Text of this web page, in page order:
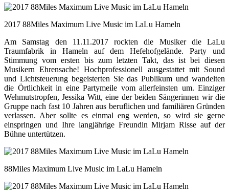
2017 88Miles Maximum Live Music im LaLu Hameln
Am Samstag den 11.11.2017 rockten die Musiker die LaLu
Traumfabrik in Hameln auf dem Hefehofgelände. Party und
Stimmung vom ersten bis zum letzten Takt, das ist bei diesen
Musikern Ehrensache! Hochprofessionell ausgestattet mit Sound
und Lichtsteuerung begeisterten Sie das Publikum und wandelten
die Örtlichkeit in eine Partymeile vom allerfeinsten um. Einziger
Wehmutstropfen, Jessika Witt, eine der beiden Sängerinnen wir die
Gruppe nach fast 10 Jahren aus beruflichen und familiären Gründen
verlassen. Aber sollte es einmal eng werden, so wird sie gerne
einspringen und Ihre langjährige Freundin Mirjam Risse auf der
Bühne untertützen.
88Miles Maximum Live Music im LaLu Hameln